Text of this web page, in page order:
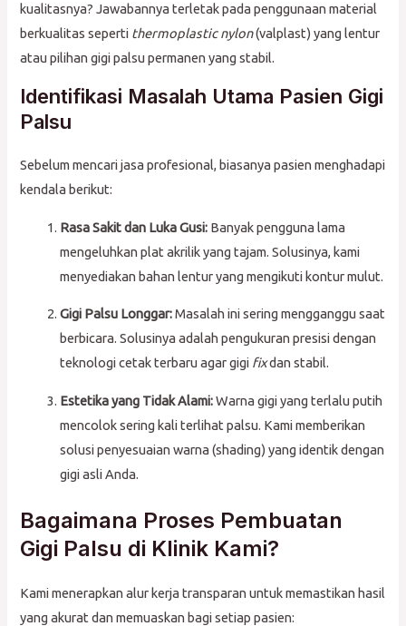
kualitasnya? Jawabannya terletak pada penggunaan material
berkualitas seperti thermoplastic nylon(valplast) yang lentur
atau pilihan gigi palsu permanen yang stabil.
Identifikasi Masalah Utama Pasien Gigi
Palsu
Sebelum mencari jasa profesional, biasanya pasien menghadapi
kendala berikut:
Rasa Sakit dan Luka Gusi: Banyak pengguna lama
mengeluhkan plat akrilik yang tajam. Solusinya, kami
menyediakan bahan lentur yang mengikuti kontur mulut.
Gigi Palsu Longgar:Masalah ini sering mengganggu saat
berbicara. Solusinya adalah pengukuran presisi dengan
teknologi cetak terbaru agar gigi fixdan stabil.
Estetika yang Tidak Alami:Warna gigi yang terlalu putih
mencolok sering kali terlihat palsu. Kami memberikan
solusi penyesuaian warna (shading) yang identik dengan
gigi asli Anda.
Bagaimana Proses Pembuatan
Gigi Palsu di Klinik Kami?
Kami menerapkan alur kerja transparan untuk memastikan hasil
yang akurat dan memuaskan bagi setiap pasien: